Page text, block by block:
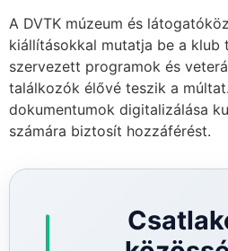
A DVTK múzeum és
kiállításokkal mutatja be a klub
szervezett programok és
találkozók élővé teszik a
dokumentumok digitalizálása
számára biztosít hozzáférést.